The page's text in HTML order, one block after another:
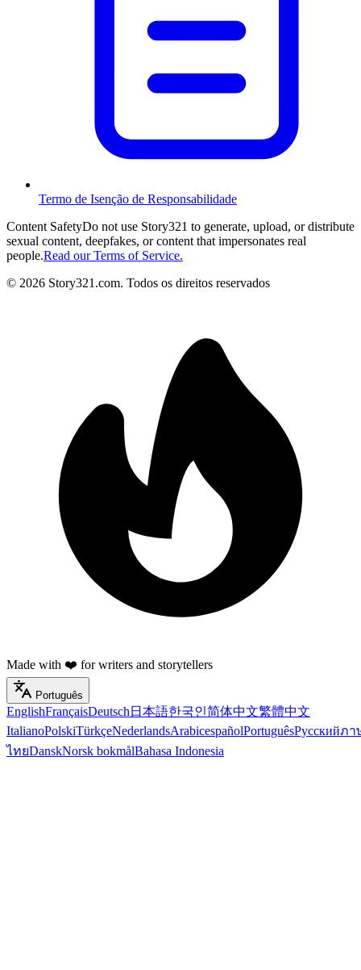
Termo de Isenção de Responsabilidade
Content SafetyDo not use Story321 to generate, upload, or distribute
sexual content, deepfakes, or content that impersonates real
people.Read our Terms of Service.
© 2026 Story321.com. Todos os direitos reservados
Made with ❤️ for writers and storytellers
Português
EnglishFrançaisDeutsch 日本語한국인简体中文繁體中文
ItalianoPolskiTürkçeNederlandsArabicespañolPortuguêsРусскийภา
ไทยDanskNorsk bokmålBahasa Indonesia